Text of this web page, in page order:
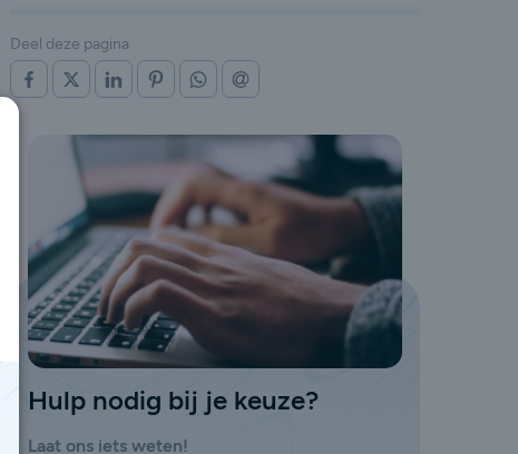
Deel deze pagina
OP FACEBOOK
OP X (TWITTER)
OP LINKEDINOP PINTERESTOP WHATSAPP
Hulp nodig bij je keuze?
Laat ons iets weten!